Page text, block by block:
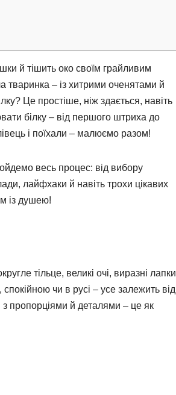
й тішить око своїм грайливим
тваринка – із хитрими оченятами й
Це простіше, ніж здається, навіть
білку – від першого штриха до
і поїхали – малюємо разом!
весь процес: від вибору
лайфхаки й навіть трохи цікавих
із душею!
тільце, великі очі, виразні лапки
чи в русі – усе залежить від
пропорціями й деталями – це як